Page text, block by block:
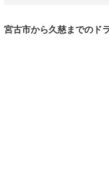
宮古市から久慈までのド